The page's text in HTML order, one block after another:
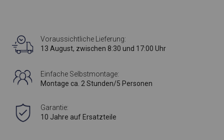
Voraussichtliche Lieferung:
13 August, zwischen 8:30 und 17:00 Uhr
Einfache Selbstmontage:
Montage ca. 2 Stunden/5 Personen
Garantie:
10 Jahre auf Ersatzteile